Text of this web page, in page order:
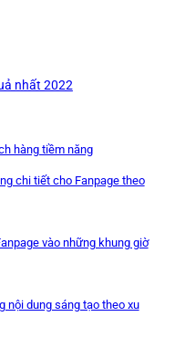
nhất 2022
hàng tiềm năng
chi tiết cho Fanpage theo
vào những khung giờ
nội dung sáng tạo theo xu